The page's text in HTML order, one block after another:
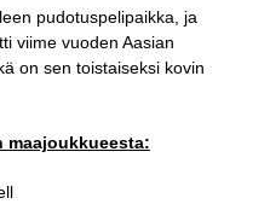
pudotuspelipaikka, ja
viime vuoden Aasian
on sen toistaiseksi kovin
maajoukkueesta: